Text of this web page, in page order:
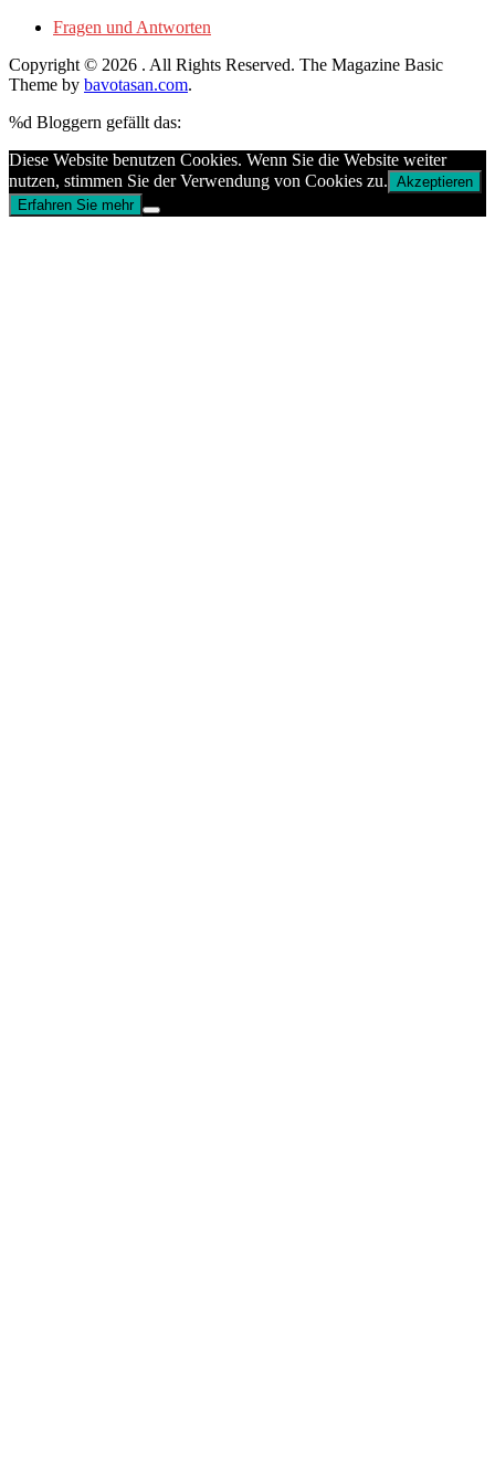
Fragen und Antworten
Copyright © 2026 . All Rights Reserved. The Magazine Basic
Theme by bavotasan.com.
%d Bloggern gefällt das:
Diese Website benutzen Cookies. Wenn Sie die Website weiter
nutzen, stimmen Sie der Verwendung von Cookies zu. Akzeptieren
Erfahren Sie mehr